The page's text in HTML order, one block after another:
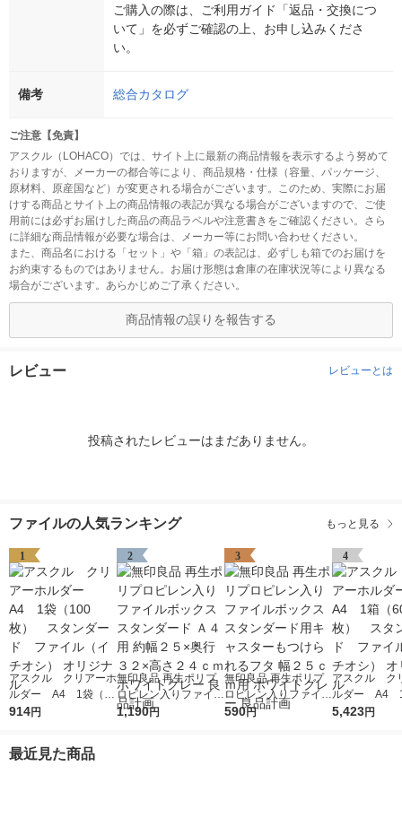
ご購入の際は、ご利用ガイド「返品・交換につ
いて」を必ずご確認の上、お申し込みくださ
い。
備考 総合カタログ
ご注意【免責】
アスクル（LOHACO）では、サイト上に最新の商品情報を表示するよう努めて
おりますが、メーカーの都合等により、商品規格・仕様（容量、パッケージ、
原材料、原産国など）が変更される場合がございます。このため、実際にお届
けする商品とサイト上の商品情報の表記が異なる場合がございますので、ご使
用前には必ずお届けした商品の商品ラベルや注意書きをご確認ください。さら
に詳細な商品情報が必要な場合は、メーカー等にお問い合わせください。
また、商品名における「セット」や「箱」の表記は、必ずしも箱でのお届けを
お約束するものではありません。お届け形態は倉庫の在庫状況等により異なる
場合がございます。あらかじめご了承ください。
商品情報の誤りを報告する
レビュー レビューとは
投稿されたレビューはまだありません。
ファイルの人気ランキング もっと見る
1
アスクル クリアーホ
ルダー A4 1袋（10
0枚） スタンダー
914円
2
無印良品 再生ポリプ
ロピレン入りファイル
ボックススタンダード
1,190円
3
無印良品 再生ポリプ
ロピレン入りファイル
ボックススタンダード
590円
4
アスクル ク
ルダー A4
0枚） スタ
5,423円
最近見た商品